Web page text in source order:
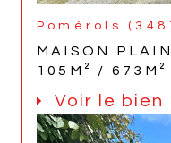
Pomérols
MAISON
105M² / 673M²
Voir le bien